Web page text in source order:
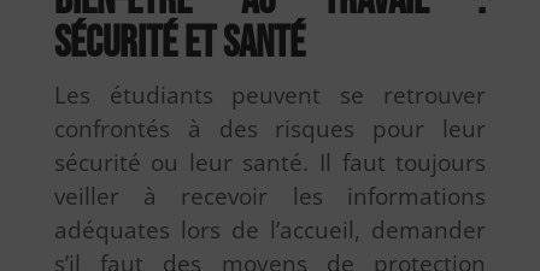
sécurité et santé
Les étudiants peuvent se retrouver
confrontés à des risques pour leur
sécurité ou leur santé. Il faut toujours
veiller à recevoir les informations
adéquates lors de l’accueil, demander
s’il faut des moyens de protection